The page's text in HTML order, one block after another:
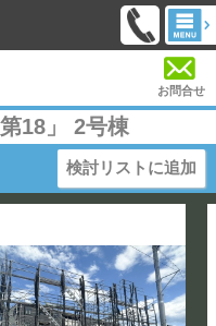
お問合せ
18」 2号棟
検討リストに追加